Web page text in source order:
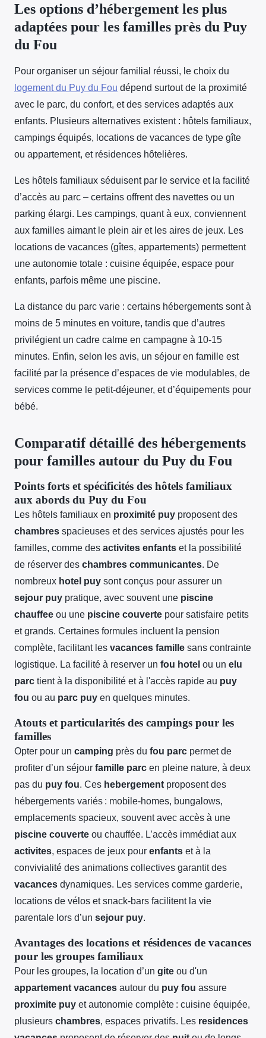
Les options d’hébergement les plus
adaptées pour les familles près du Puy
du Fou
Pour organiser un séjour familial réussi, le choix du
logement du Puy du Fou dépend surtout de la proximité
avec le parc, du confort, et des services adaptés aux
enfants. Plusieurs alternatives existent : hôtels familiaux,
campings équipés, locations de vacances de type gîte
ou appartement, et résidences hôtelières.
Les hôtels familiaux séduisent par le service et la facilité
d’accès au parc – certains offrent des navettes ou un
parking élargi. Les campings, quant à eux, conviennent
aux familles aimant le plein air et les aires de jeux. Les
locations de vacances (gîtes, appartements) permettent
une autonomie totale : cuisine équipée, espace pour
enfants, parfois même une piscine.
La distance du parc varie : certains hébergements sont à
moins de 5 minutes en voiture, tandis que d’autres
privilégient un cadre calme en campagne à 10-15
minutes. Enfin, selon les avis, un séjour en famille est
facilité par la présence d’espaces de vie modulables, de
services comme le petit-déjeuner, et d’équipements pour
bébé.
Comparatif détaillé des hébergements
pour familles autour du Puy du Fou
Points forts et spécificités des hôtels familiaux
aux abords du Puy du Fou
Les hôtels familiaux en proximité puy proposent des
chambres spacieuses et des services ajustés pour les
familles, comme des activites enfants et la possibilité
de réserver des chambres communicantes. De
nombreux hotel puy sont conçus pour assurer un
sejour puy pratique, avec souvent une piscine
chauffee ou une piscine couverte pour satisfaire petits
et grands. Certaines formules incluent la pension
complète, facilitant les vacances famille sans contrainte
logistique. La facilité à reserver un fou hotel ou un elu
parc tient à la disponibilité et à l'accès rapide au puy
fou ou au parc puy en quelques minutes.
Atouts et particularités des campings pour les
familles
Opter pour un camping près du fou parc permet de
profiter d’un séjour famille parc en pleine nature, à deux
pas du puy fou. Ces hebergement proposent des
hébergements variés : mobile-homes, bungalows,
emplacements spacieux, souvent avec accès à une
piscine couverte ou chauffée. L’accès immédiat aux
activites, espaces de jeux pour enfants et à la
convivialité des animations collectives garantit des
vacances dynamiques. Les services comme garderie,
locations de vélos et snack-bars facilitent la vie
parentale lors d’un sejour puy.
Avantages des locations et résidences de vacances
pour les groupes familiaux
Pour les groupes, la location d’un gite ou d'un
appartement vacances autour du puy fou assure
proximite puy et autonomie complète : cuisine équipée,
plusieurs chambres, espaces privatifs. Les residences